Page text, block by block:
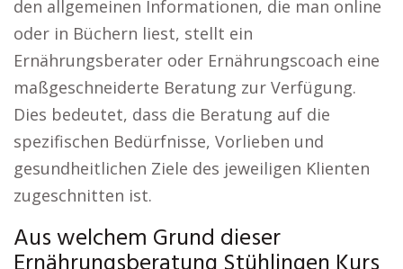
den allgemeinen Informationen, die man online
oder in Büchern liest, stellt ein
Ernährungsberater oder Ernährungscoach eine
maßgeschneiderte Beratung zur Verfügung.
Dies bedeutet, dass die Beratung auf die
spezifischen Bedürfnisse, Vorlieben und
gesundheitlichen Ziele des jeweiligen Klienten
zugeschnitten ist.
Aus welchem Grund dieser